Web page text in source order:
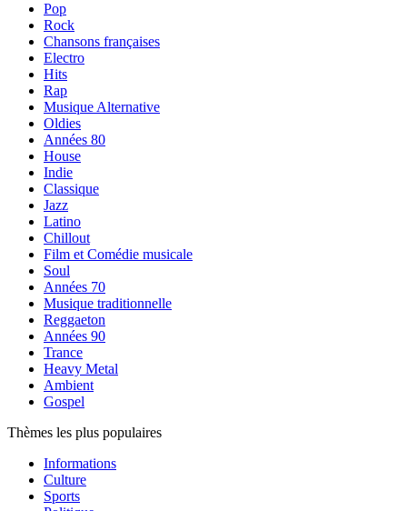
Pop
Rock
Chansons françaises
Electro
Hits
Rap
Musique Alternative
Oldies
Années 80
House
Indie
Classique
Jazz
Latino
Chillout
Film et Comédie musicale
Soul
Années 70
Musique traditionnelle
Reggaeton
Années 90
Trance
Heavy Metal
Ambient
Gospel
Thèmes les plus populaires
Informations
Culture
Sports